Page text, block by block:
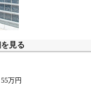
見る
万円